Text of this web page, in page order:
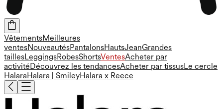
VêtementsMeilleures
ventesNouveautésPantalonsHautsJeanGrandes
taillesLeggingsRobesShortsVentesAcheter par
activité Découvrez les tendancesAcheter par tissusLe cercle
Halara Halara | SmileyHalara x Reece